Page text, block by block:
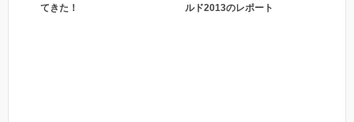
てきた！
ルド2013のレポート